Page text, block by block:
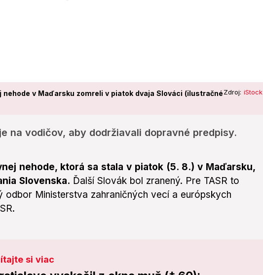
nehode v Maďarsku zomreli v piatok dvaja Slováci (ilustračnéZdroj: iStock
na vodičov, aby dodržiavali dopravné predpisy.
nehode, ktorá sa stala v piatok (5. 8.) v Maďarsku,
Slovenska. Ďalší Slovák bol zranený. Pre TASR to
odbor Ministerstva zahraničných vecí a európskych
si viac